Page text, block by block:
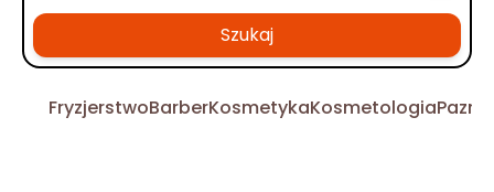
Szukaj
FryzjerstwoBarberKosmetykaKosmetologia